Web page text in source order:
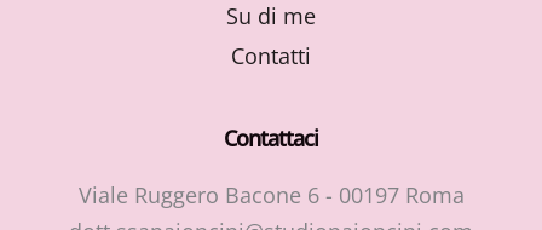
Su di me
Contatti
Contattaci
Viale Ruggero Bacone 6 - 00197 Roma